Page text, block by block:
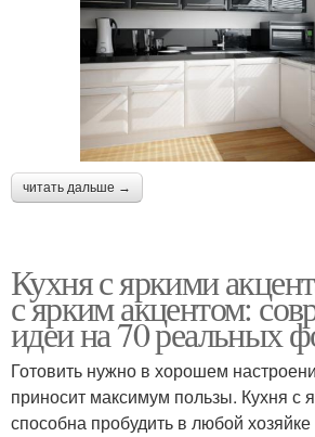
читать дальше →
Кухня с яркими
с ярким акцентом:
идеи на 70 реальных
Готовить нужно в хорошем
приносит максимум пользы. Кухня с
способна пробудить в любой